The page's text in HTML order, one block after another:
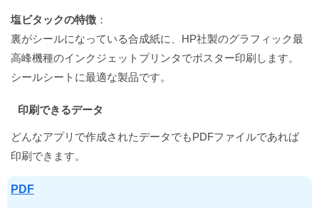
塩ビタックの特徴 ：
裏がシールになっている合成紙に、HP社製のグラフィック最
高峰機種のインクジェットプリンタでポスター印刷します。
シールシートに最適な製品です。
印刷できるデータ
どんなアプリで作成されたデータでもPDFファイルであれば
印刷できます。
PDF